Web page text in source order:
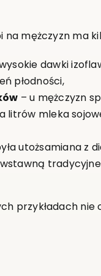
na mężczyzn ma
dawki
płodności,
– u mężczyzn
litrów mleka
utożsamiana z
przykładach nie